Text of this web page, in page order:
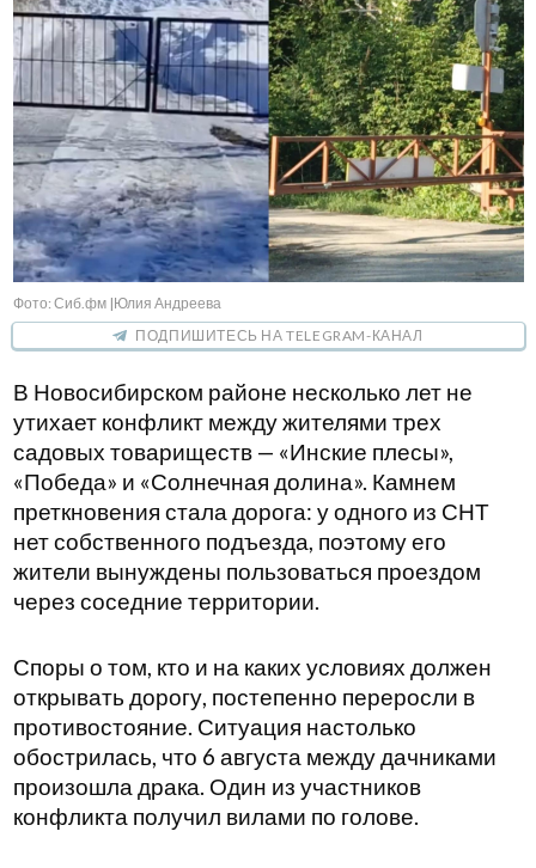
Фото: Сиб.фм |Юлия Андреева
ПОДПИШИТЕСЬ НА TELEGRAM-КАНАЛ
В Новосибирском районе несколько лет не
утихает конфликт между жителями трех
садовых товариществ — «Инские плесы»,
«Победа» и «Солнечная долина». Камнем
преткновения стала дорога: у одного из СНТ
нет собственного подъезда, поэтому его
жители вынуждены пользоваться проездом
через соседние территории.
Споры о том, кто и на каких условиях должен
открывать дорогу, постепенно переросли в
противостояние. Ситуация настолько
обострилась, что 6 августа между дачниками
произошла драка. Один из участников
конфликта получил вилами по голове.